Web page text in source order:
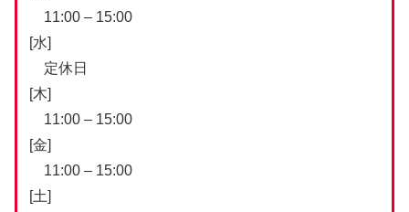
11:00 – 15:00
[水]
定休日
[木]
11:00 – 15:00
[金]
11:00 – 15:00
[土]